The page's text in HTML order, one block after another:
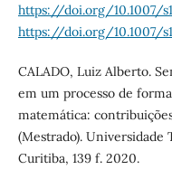
https://doi.org/10.1007/
https://doi.org/10.1007/
CALADO, Luiz Alberto.
em um processo de
matemática:
(Mestrado). Universidade
Curitiba, 139 f. 2020.